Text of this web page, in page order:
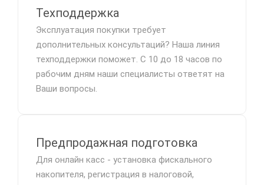
Техподдержка
Эксплуатация покупки требует
дополнительных консультаций? Наша линия
техподдержки поможет. С 10 до 18 часов по
рабочим дням наши специалисты ответят на
Ваши вопросы.
Предпродажная подготовка
Для онлайн касс - установка фискального
накопителя, регистрация в налоговой,